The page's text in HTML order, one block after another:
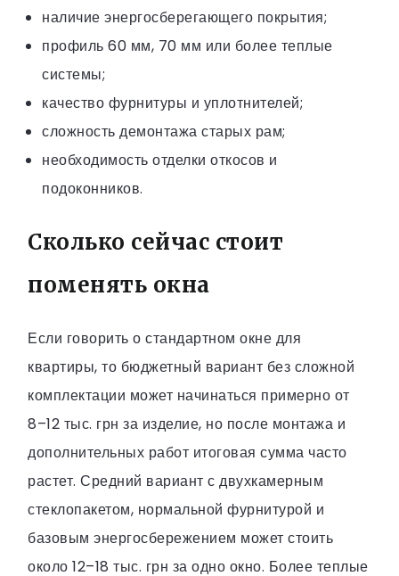
наличие энергосберегающего покрытия;
профиль 60 мм, 70 мм или более теплые
системы;
качество фурнитуры и уплотнителей;
сложность демонтажа старых рам;
необходимость отделки откосов и
подоконников.
Сколько сейчас стоит
поменять окна
Если говорить о стандартном окне для
квартиры, то бюджетный вариант без сложной
комплектации может начинаться примерно от
8–12 тыс. грн за изделие, но после монтажа и
дополнительных работ итоговая сумма часто
растет. Средний вариант с двухкамерным
стеклопакетом, нормальной фурнитурой и
базовым энергосбережением может стоить
около 12–18 тыс. грн за одно окно. Более теплые